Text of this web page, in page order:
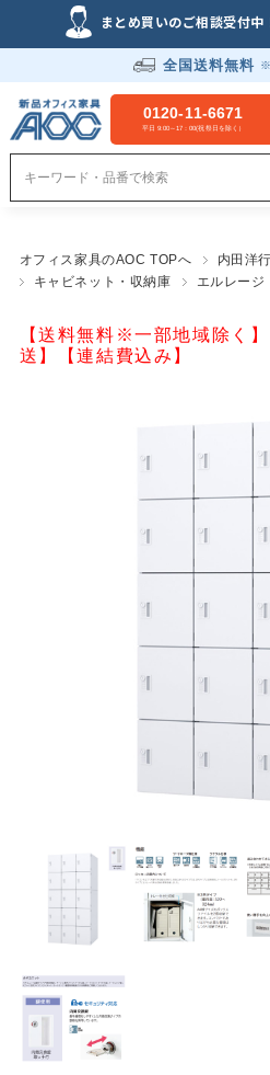
まとめ買いのご相談受付中
全国送料無料 ※
0120-11-6671
平日 9:00～17：00(祝祭日を除く）
オフィス家具のAOC TOPへ
内田洋
キャビネット・収納庫
エルレージ
【送料無料※一部地域除く
送】【連結費込み】